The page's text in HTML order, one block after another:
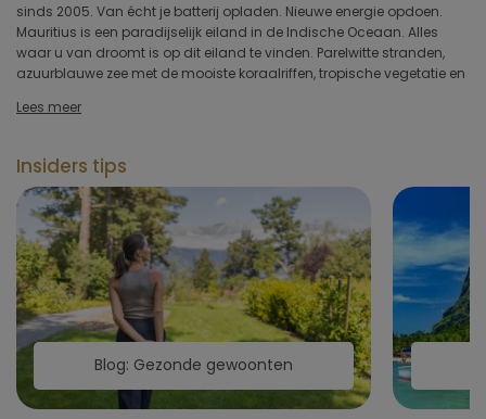
sinds 2005. Van écht je batterij opladen. Nieuwe energie opdoen.
Mauritius is een paradijselijk eiland in de Indische Oceaan. Alles
waar u van droomt is op dit eiland te vinden. Parelwitte stranden,
azuurblauwe zee met de mooiste koraalriffen, tropische vegetatie en
detox, gewichtsverlies, ayurveda of stressmanagement. Yogales in
de ochtendgloren. Meditatie bij een ondergaande zon. Geniet van
een massage met het geluid van de kabbelende zee op de
achtergrond. Combineer uw verblijf met een activiteit: snorkel- en
Lees meer
Insiders tips
Blog: Gezonde gewoonten
Type hotel
Hotelfaciliteiten
Restaurant & keuken
Wellness & spa
Toepassen